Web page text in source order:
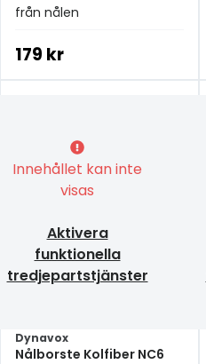
från nålen
179 kr
Innehållet kan inte
visas
Aktivera
funktionella
tredjepartstjänster
Dynavox
Nålborste Kolfiber NC6